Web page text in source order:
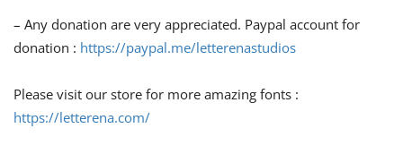
– Any donation are very appreciated. Paypal account for
donation : https://paypal.me/letterenastudios
Please visit our store for more amazing fonts :
https://letterena.com/